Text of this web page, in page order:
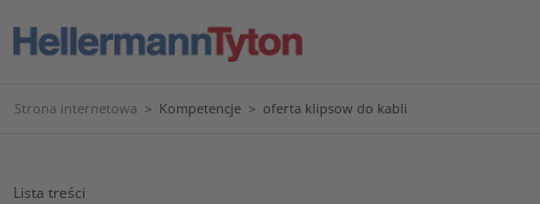
Strona internetowa > Kompetencje > oferta klipsow do kabli
Lista treści